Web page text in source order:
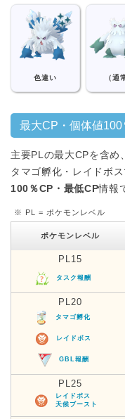
色違い （通
最大CP・個体値
主要PLの最大CPを含め
タマゴ孵化・レイドボ
100％CP・最低CP情報
※ PL = ポケモンレベル
ポケモンレベル
PL15
タスク報酬
PL20
タマゴ孵化
レイドボス
GBL報酬
PL25
レイドボス
天候ブースト